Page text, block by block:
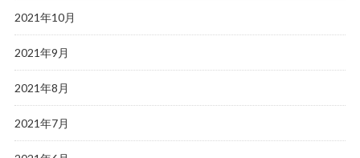
2021年10月
2021年9月
2021年8月
2021年7月